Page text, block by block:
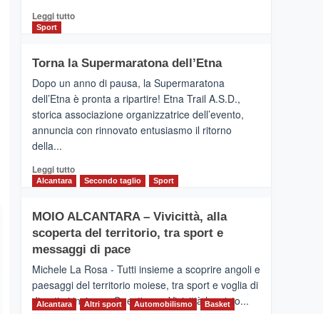
Leggi tuttoLeggi
BROOKS
SuperMaratona
dell’Etna,
presentata
l’edizione
2026
Sport
Torna la Supermaratona dell’Etna
Dopo un anno di pausa, la Supermaratona
dell’Etna è pronta a ripartire! Etna Trail A.S.D.,
storica associazione organizzatrice dell’evento,
annuncia con rinnovato entusiasmo il ritorno
della...
Leggi tuttoLeggi
Torna
la
Supermaratona
Alcantara Secondo taglio Sport
MOIO ALCANTARA – Vivicittà, alla
scoperta del territorio, tra sport e
messaggi di pace
Michele La Rosa - Tutti insieme a scoprire angoli e
paesaggi del territorio moiese, tra sport e voglia di
divertirsi insieme. Quest'anno Vivicittà ha visto...
Alcantara Altri sport Automobilismo
Basket